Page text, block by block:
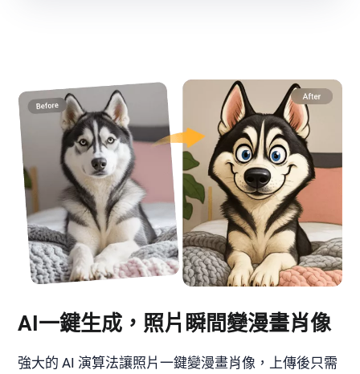
AI一鍵生成，照片瞬間變漫畫肖像
強大的 AI 演算法讓照片一鍵變漫畫肖像，上傳後只需